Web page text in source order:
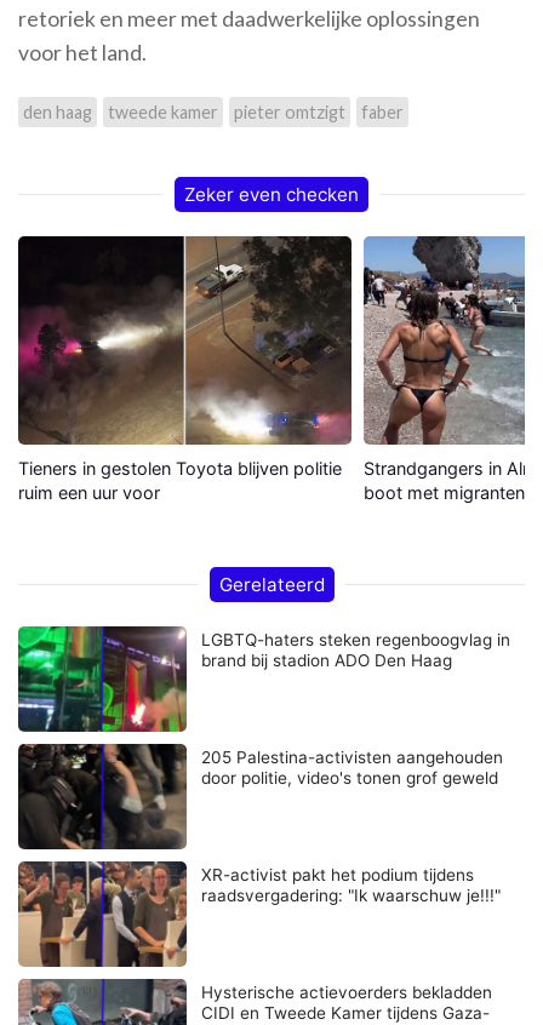
retoriek en meer met daadwerkelijke oplossingen
voor het land.
den haag tweede kamer pieter omtzigt faber
Zeker even checken
Tieners in gestolen Toyota blijven politie
ruim een uur voor
Strandgangers in
boot met migranten
Gerelateerd
LGBTQ-haters steken regenboogvlag in
brand bij stadion ADO Den Haag
205 Palestina-activisten aangehouden
door politie, video's tonen grof geweld
XR-activist pakt het podium tijdens
raadsvergadering: "Ik waarschuw je!!!"
Hysterische actievoerders beklad­den
CIDI en Tweede Kamer tijdens Gaza-